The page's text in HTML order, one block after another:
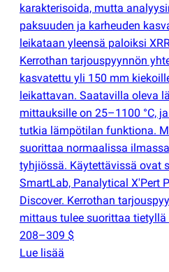
karakterisoida, mutta
paksuuden ja karheuden
leikataan yleensä paloiksi
Kerrothan tarjouspyynnön
kasvatettu yli 150 mm
leikattavan. Saatavilla oleva
mittauksille on 25–1100 °C,
tutkia lämpötilan funktiona.
suorittaa normaalissa
tyhjiössä. Käytettävissä ovat
SmartLab, Panalytical X'Pert
Discover. Kerrothan
mittaus tulee suorittaa tietyllä
208–309 $
Lue lisää